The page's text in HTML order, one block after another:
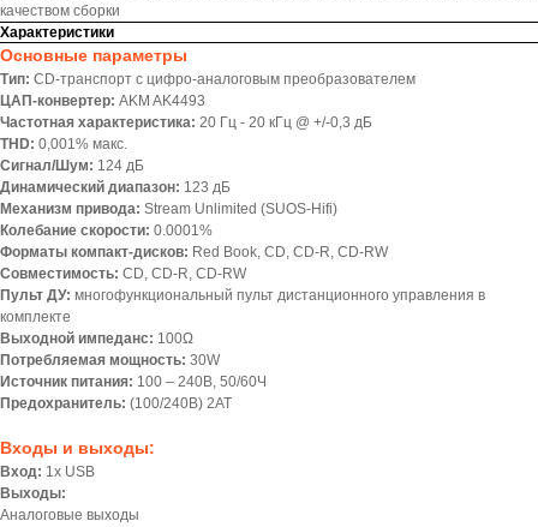
качеством сборки
Характеристики
Основные параметры
Тип: CD-транспорт с цифро-аналоговым преобразователем
ЦАП-конвертер: AKM AK4493
Частотная характеристика: 20 Гц - 20 кГц @ +/-0,3 дБ
THD: 0,001% макс.
Сигнал/Шум: 124 дБ
Динамический диапазон: 123 дБ
Механизм привода: Stream Unlimited (SUOS-Hifi)
Колебание скорости: 0.0001%
Форматы компакт-дисков: Red Book, CD, CD-R, CD-RW
Совместимость: CD, CD-R, CD-RW
Пульт ДУ: многофункциональный пульт дистанционного управления в
комплекте
Выходной импеданс: 100Ω
Потребляемая мощность: 30W
Источник питания: 100 – 240В, 50/60Ч
Предохранитель: (100/240В) 2AT
Входы и выходы:
Вход: 1х USB
Выходы:
Аналоговые выходы